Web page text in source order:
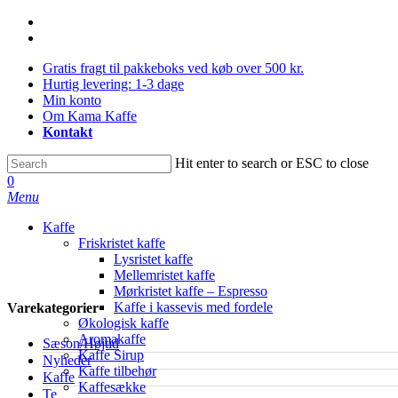
Skip
contentGratis fragt til pakkeboks ved køb over 500 kr.
Hurtig levering: 1-3 dage
Min konto
Om Kama Kaffe
Kontakt
Hit enter to search or ESC to close
Close
Search
0
Menu
Kaffe
Friskristet kaffe
Lysristet kaffe
Mellemristet kaffe
Mørkristet kaffe – Espresso
Kaffe i kassevis med fordele
Økologisk kaffe
Aromakaffe
Kaffe Sirup
Kaffe tilbehør
Kaffesække
Varekategorier
Sæson/Højtid
Nyheder
Kaffe
Te